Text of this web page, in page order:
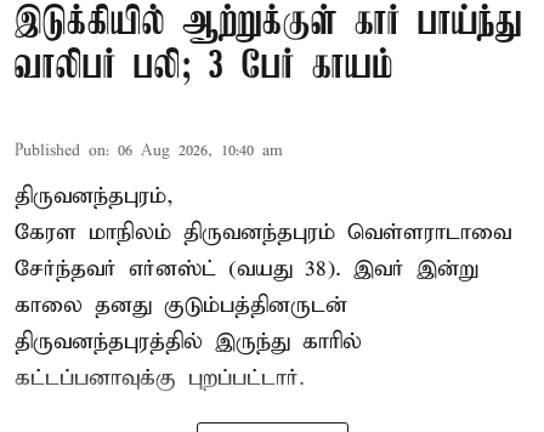
இடுக்கியில் ஆற்றுக்குள் கார் பாய்ந்து
வாலிபர் பலி; 3 பேர் காயம்
Published on: 06 Aug 2026, 10:40 am
திருவனந்தபுரம்,
கேரள மாநிலம் திருவனந்தபுரம் வெள்ளராடாவை
சேர்ந்தவர் எர்னஸ்ட் (வயது 38). இவர் இன்று
காலை தனது குடும்பத்தினருடன்
திருவனந்தபுரத்தில் இருந்து காரில்
கட்டப்பனாவுக்கு புறப்பட்டார்.